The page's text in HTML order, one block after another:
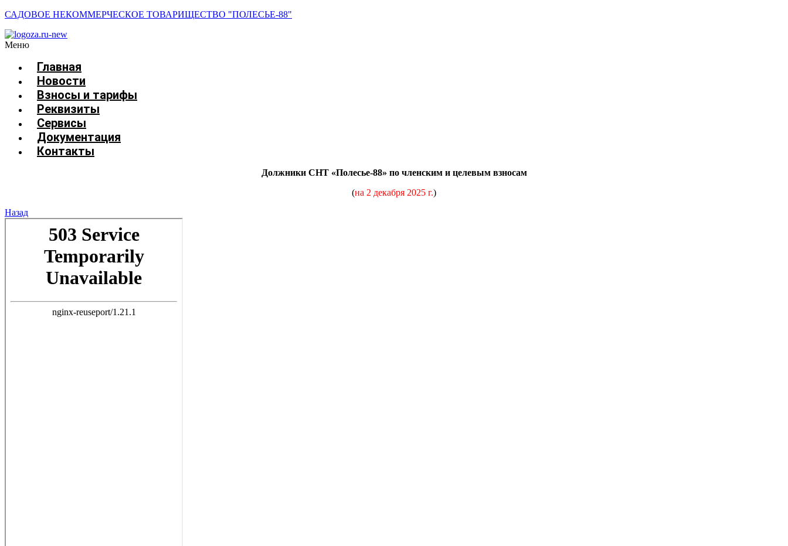
САДОВОЕ НЕКОММЕРЧЕСКОЕ ТОВАРИЩЕСТВО "ПОЛЕСЬЕ-88"
Меню
Главная
Новости
Взносы и тарифы
Реквизиты
Сервисы
Документация
Контакты
Должники СНТ «Полесье-88» по членским и целевым взносам
(на 2 декабря 2025 г.)
Назад